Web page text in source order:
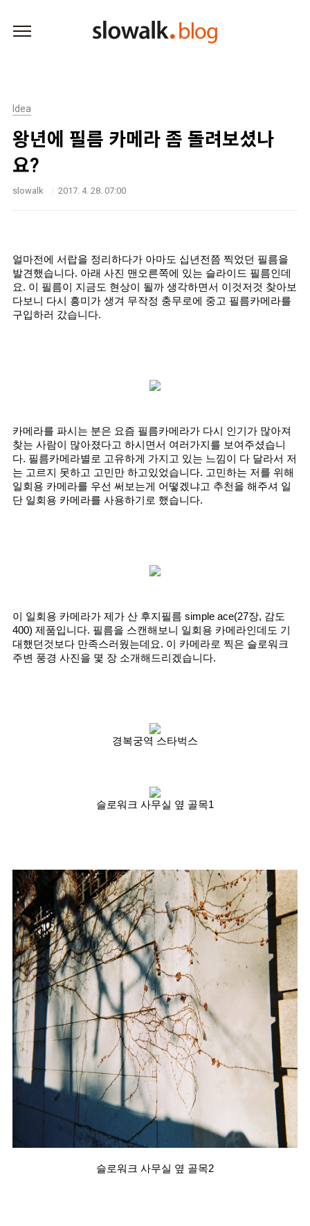
Idea
왕년에 필름 카메라 좀 돌려보셨나
요?
slowalk 2017. 4. 28. 07:00
얼마전에 서랍을 정리하다가 아마도 십년전쯤 찍었던 필름을
발견했습니다. 아래 사진 맨오른쪽에 있는 슬라이드 필름인데
요. 이 필름이 지금도 현상이 될까 생각하면서 이것저것 찾아보
다보니 다시 흥미가 생겨 무작정 충무로에 중고 필름카메라를
구입하러 갔습니다.
카메라를 파시는 분은 요즘 필름카메라가 다시 인기가 많아져
찾는 사람이 많아졌다고 하시면서 여러가지를 보여주셨습니
다. 필름카메라별로 고유하게 가지고 있는 느낌이 다 달라서 저
는 고르지 못하고 고민만 하고있었습니다. 고민하는 저를 위해
일회용 카메라를 우선 써보는게 어떻겠냐고 추천을 해주셔 일
단 일회용 카메라를 사용하기로 했습니다.
이 일회용 카메라가 제가 산 후지필름 simple ace(27장, 감도
400) 제품입니다. 필름을 스캔해보니 일회용 카메라인데도 기
대했던것보다 만족스러웠는데요. 이 카메라로 찍은 슬로워크
주변 풍경 사진을 몇 장 소개해드리겠습니다.
경복궁역 스타벅스
슬로워크 사무실 옆 골목1
슬로워크 사무실 옆 골목2